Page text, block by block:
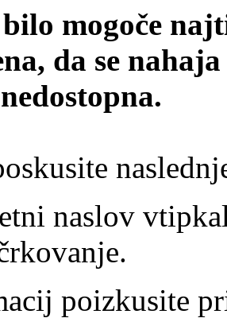
mogoče
da se
naslov
poizkusite